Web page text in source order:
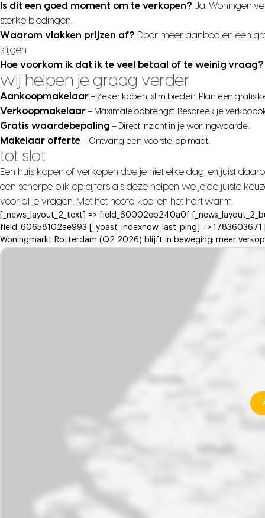
Is dit een goed moment om te verkopen? Ja. Woningen
sterke biedingen.
Waarom vlakken prijzen af? Door meer aanbod en een
stijgen.
Hoe voorkom ik dat ik te veel betaal of te weinig vraag?
wij helpen je graag verder
Aankoopmakelaar– Zeker kopen, slim bieden. Plan een gratis
Verkoopmakelaar– Maximale opbrengst. Bespreek je
Gratis waardebepaling – Direct inzicht in je woningwaarde.
Makelaar offerte– Ontvang een voorstel op maat.
tot slot
Een huis kopen of verkopen doe je niet elke dag, en juist
een scherpe blik op cijfers als deze helpen we je de juiste
voor al je vragen. Met het hoofd koel en het hart warm.
[_news_layout_2_text] => field_60002eb240a0f
field_60658102ae993 [_yoast_indexnow_last_ping] =>
Woningmarkt Rotterdam (Q2 2026) blijft in beweging: meer